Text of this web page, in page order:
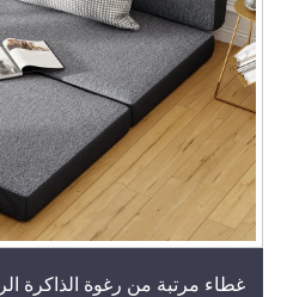
غطاء مرتبة من رغوة الذاكرة